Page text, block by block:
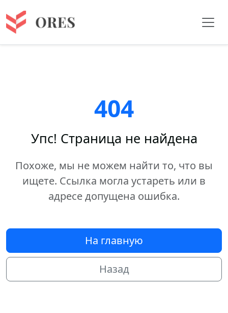
404
Упс! Страница не найдена
Похоже, мы не можем найти то, что вы
ищете. Ссылка могла устареть или в
адресе допущена ошибка.
На главную
Назад